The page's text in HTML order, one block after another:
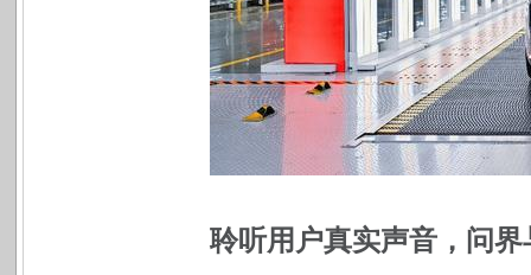
聆听用户真实声音，问